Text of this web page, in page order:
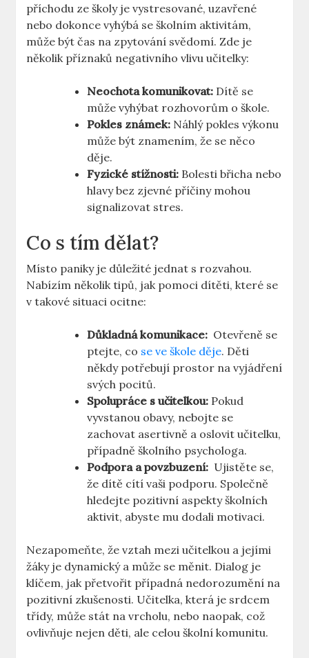
příchodu ‍ze školy je vystresované, uzavřené
nebo dokonce ​vyhýbá se školním aktivitám,
⁣může být čas ⁤na ⁣zpytování svědomí. Zde je
několik​ příznaků negativního vlivu učitelky:
Neochota komunikovat: Dítě se⁤
může vyhýbat rozhovorům o‌ škole.
Pokles známek: Náhlý pokles výkonu
‌může být znamením,‌ že se něco
děje.
Fyzické stížnosti: Bolesti břicha nebo
hlavy ​bez zjevné příčiny mohou
⁢signalizovat stres.
Co‌ s tím dělat?
Místo paniky je‌ důležité ⁤jednat ⁣s rozvahou.
Nabízím několik tipů, jak pomoci dítěti, které se
⁣v takové⁢ situaci ocitne:
Důkladná komunikace: ‍ Otevřeně se​
ptejte, co se ve škole děje. Děti
někdy potřebují ​prostor na vyjádření⁣
svých pocitů.
Spolupráce s ⁣učitelkou: Pokud
vyvstanou⁤ obavy, nebojte se
zachovat asertivně⁢ a oslovit učitelku,‌
případně školního psychologa.
Podpora a povzbuzení: ‍ Ujistěte‍ se,
že⁤ dítě cítí vaši podporu. Společně⁣
hledejte pozitivní aspekty školních
‍aktivit, abyste mu dodali motivaci.
Nezapomeňte, že ⁤vztah mezi⁣ učitelkou a jejími
žáky je dynamický⁤ a může se měnit. Dialog je ​
klíčem, jak ⁢přetvořit případná nedorozumění na
pozitivní zkušenosti. Učitelka, která je srdcem
třídy, může stát‌ na vrcholu, nebo​ naopak, což
ovlivňuje nejen ⁢děti, ale celou školní komunitu.